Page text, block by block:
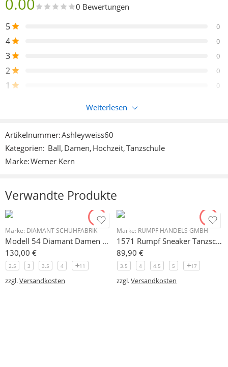
0 Bewertungen
5 0
4 0
3 0
2 0
1 0
Nur eingeloggte Kunden, die dieses Produkt gekauft haben,
Rezensionen
Weiterlesen
Artikelnummer:Ashleyweiss60
Kategorien: Ball, Damen, Hochzeit,Tanzschule
Marke:Werner Kern
Verwandte Produkte
Marke: DIAMANT SCHUHFABRIK
Modell 54 Diamant Damen Tanzschuhe
130,00 €
2.5 3 3.5 4 11
zzgl.Versandkosten
Marke: RUMPF HANDELS GMBH
1571 Rumpf Sneaker Tanzschuh Rumpf mit Chromledersohle
89,90 €
3.5 4 4.5 5 17
zzgl.Versandkosten